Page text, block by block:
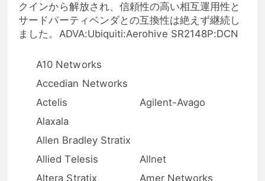
クインから解放され、信頼性の高い相互運用性と
サードパーティベンダとの互換性は絶えず継続し
ました。ADVA:Ubiquiti:Aerohive SR2148P:DCN
A10 Networks
Accedian Networks
Actelis
Agilent-Avago
Alaxala
Allen Bradley Stratix
Allied Telesis
Allnet
Altera Stratix
Amer Networks